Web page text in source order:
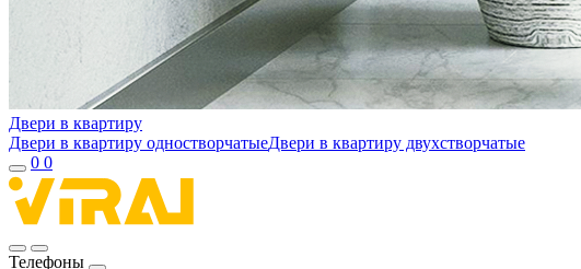
Двери в квартиру
Двери в квартиру одностворчатыеДвери в квартиру двухстворчатые
0 0
Телефоны